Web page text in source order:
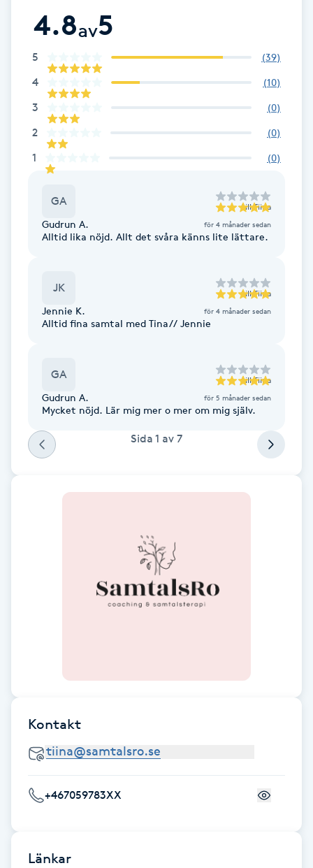
Brynplockning
Bröllopsuppsättning
Celluliter
Coachning
Color correction
Cryoterapi
Diamantslipning
Enzympeeling
Extensions
Fettreducering
Fibromassage
Fillers
4.8av5
5 (39)
4 (10)
3 (0)
2 (0)
1 (0)
GA till Tiina
Gudrun A. för 4 månader sedan
Alltid lika nöjd. Allt det svåra känns lite lättare.
JK till Tiina
Jennie K. för 4 månader sedan
Alltid fina samtal med Tina// Jennie
GA till Tiina
Gudrun A. för 5 månader sedan
Mycket nöjd. Lär mig mer o mer om mig själv.
Sida 1 av 7
Kontakt
+467059783XX
Länkar